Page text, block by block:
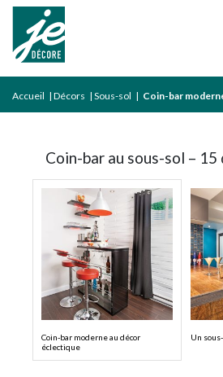
Accueil | Décors | Sous-sol | Coin-bar
Coin-bar au sous-sol –
Coin-bar moderne au décor
éclectique
Un